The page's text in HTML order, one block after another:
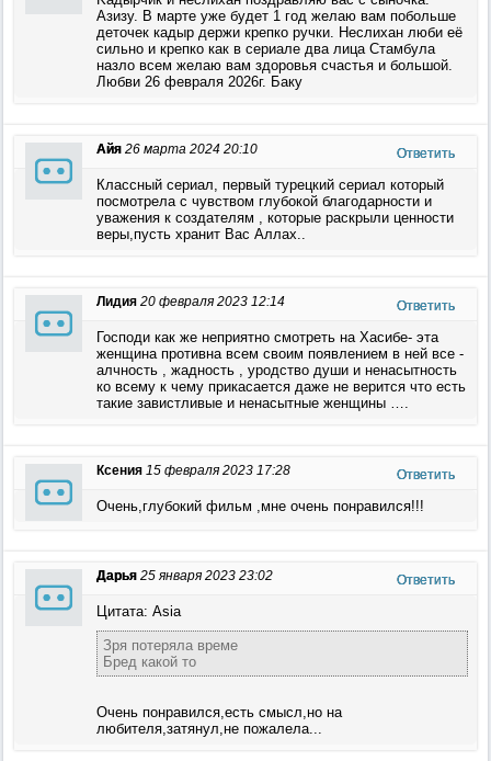
Азизу. В марте уже будет 1 год желаю вам побольше
деточек кадыр держи крепко ручки. Неслихан люби её
сильно и крепко как в сериале два лица Стамбула
назло всем желаю вам здоровья счастья и большой.
Любви 26 февраля 2026г. Баку
Айя 26 марта 2024 20:10 Ответить
Классный сериал, первый турецкий сериал который
посмотрела с чувством глубокой благодарности и
уважения к создателям , которые раскрыли ценности
веры,пусть хранит Вас Аллах..
Лидия 20 февраля 2023 12:14 Ответить
Господи как же неприятно смотреть на Хасибе- эта
женщина противна всем своим появлением в ней все -
алчность , жадность , уродство души и ненасытность
ко всему к чему прикасается даже не верится что есть
такие завистливые и ненасытные женщины ….
Ксения 15 февраля 2023 17:28 Ответить
Очень,глубокий фильм ,мне очень понравился!!!
Дарья 25 января 2023 23:02 Ответить
Цитата: Asia
Зря потеряла време
Бред какой то
Очень понравился,есть смысл,но на
любителя,затянул,не пожалела...